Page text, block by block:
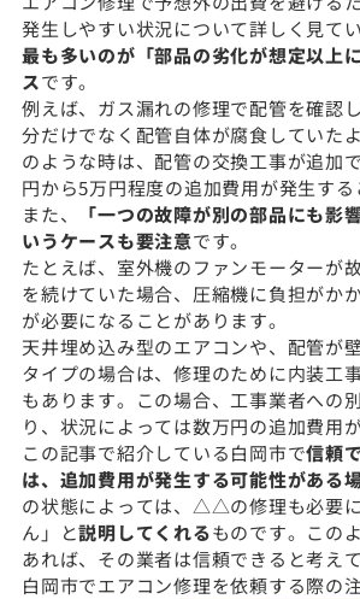
発生しやすい状況について詳しく見て
最も多いのが「部品の劣化が想定以上
スです。
例えば、ガス漏れの修理で配管を確認
分だけでなく配管自体が腐食していた
のような時は、配管の交換工事が追加
円から5万円程度の追加費用が発生する
また、
「一つの故障が別の部品にも影
いうケースも要注意です。
たとえば、室外機のファンモーターが
を続けていた場合、圧縮機に負担がか
が必要になることがあります。
天井埋め込み型のエアコンや、配管が
タイプの場合は、修理のために内装工
もあります。この場合、工事業者への
り、状況によっては数万円の追加費用
この記事で紹介している白岡市で信頼
は、追加費用が発生する可能性がある
の状態によっては、△△の修理も必要
ん」と説明してくれるものです。この
あれば、その業者は信頼できると考え
白岡市でエアコン修理を依頼する際の